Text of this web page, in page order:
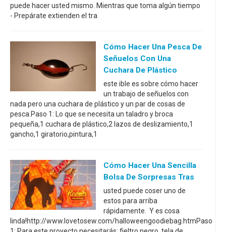
puede hacer usted mismo. Mientras que toma algún tiempo
- Prepárate extienden el tra
Cómo Hacer Una Pesca De
Señuelos Con Una
Cuchara De Plástico
este ible es sobre cómo hacer
un trabajo de señuelos con
nada pero una cuchara de plástico y un par de cosas de
pesca.Paso 1: Lo que se necesita un taladro y broca
pequeña,1 cuchara de plástico,2 lazos de deslizamiento,1
gancho,1 giratorio,pintura,1
Cómo Hacer Una Sencilla
Bolsa De Sorpresas Tras
usted puede coser uno de
estos para arriba
rápidamente. Y es cosa
linda!http://www.lovetosew.com/halloweengoodiebag.htmPaso